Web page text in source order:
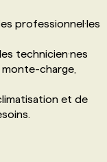
professionnel·les
technicien·nes
charge,
et de